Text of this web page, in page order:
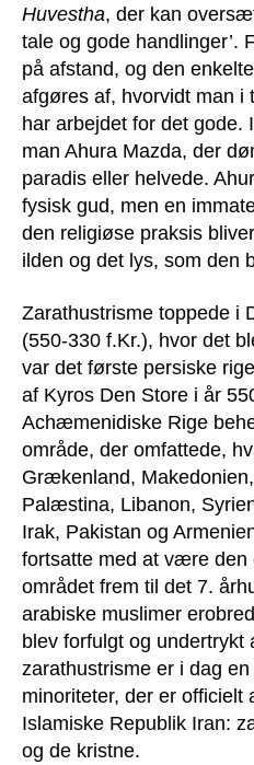
Huvestha, der kan
tale og gode handlinger’.
på afstand, og den
afgøres af, hvorvidt man i
har arbejdet for det gode.
man Ahura Mazda, der
paradis eller helvede.
fysisk gud, men en
den religiøse praksis
ilden og det lys, som den
Zarathustrisme toppede i
(550-330 f.Kr.), hvor det
var det første persiske
af Kyros Den Store i år
Achæmenidiske Rige
område, der omfattede,
Grækenland,
Palæstina, Libanon,
Irak, Pakistan og
fortsatte med at være den
området frem til det 7.
arabiske muslimer
blev forfulgt og undertrykt
zarathustrisme er i dag
minoriteter, der er officielt
Islamiske Republik Iran:
og de kristne.